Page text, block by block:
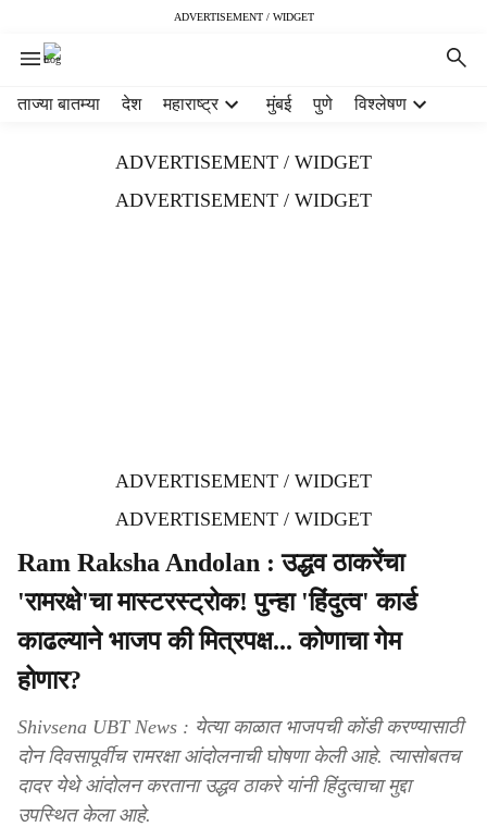
ADVERTISEMENT / WIDGET
ताज्या बातम्या देश महाराष्ट्र मुंबई पुणे विश्लेषण
ADVERTISEMENT / WIDGET
ADVERTISEMENT / WIDGET
ADVERTISEMENT / WIDGET
ADVERTISEMENT / WIDGET
Ram Raksha Andolan : उद्धव ठाकरेंचा
'रामरक्षे'चा मास्टरस्ट्रोक! पुन्हा 'हिंदुत्व' कार्ड
काढल्याने भाजप की मित्रपक्ष... कोणाचा गेम
होणार?
Shivsena UBT News : येत्या काळात भाजपची कोंडी करण्यासाठी
दोन दिवसापूर्वीच रामरक्षा आंदोलनाची घोषणा केली आहे. त्यासोबतच
दादर येथे आंदोलन करताना उद्धव ठाकरे यांनी हिंदुत्वाचा मुद्दा
उपस्थित केला आहे.